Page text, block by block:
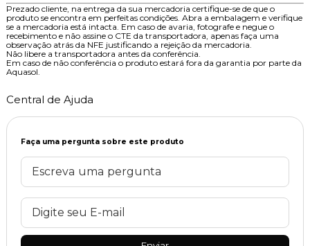
Prezado cliente, na entrega da sua mercadoria certifique-se de que o
produto se encontra em perfeitas condições. Abra a embalagem e verifique
se a mercadoria está intacta. Em caso de avaria, fotografe e negue o
recebimento e não assine o CTE da transportadora, apenas faça uma
observação atrás da NFE justificando a rejeição da mercadoria.
Não libere a transportadora antes da conferência.
Em caso de não conferência o produto estará fora da garantia por parte da
Aquasol.
Central de Ajuda
Faça uma pergunta sobre este produto